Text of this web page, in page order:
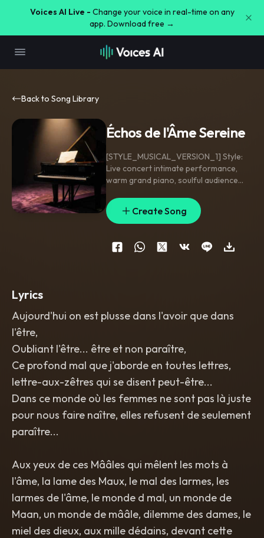
Voices AI Live - Change your voice in real-time on any
app. Download free →
Back to Song Library
Échos de l'Âme Sereine
[STYLE_MUSICAL_VERSION_1] Style:
Live concert intimate performance,
warm grand piano, soulful audience
[INDICATIONS_VOIX_VERSION_1]
Vocals: Male tenor,25-year-old
timbre. Modern R&B vocal quality:
breathy
,ultra-smooth and clear. Soft
honeyed,and light. A youthful intimate
Intimate piano-vocal performance
warm grand piano,acoustic
[INDICATIONS_VOIX_VERSION_2]
Vocals: Male tenor
25-year-old
timbre. Modern R&B vocal style: airy
crystalline,and velvety. Extremely
gentle
caressing the notes with
tenderness. Pure, liquid , and softly
brilliant tone. Intensely intimate,no
Create Song
Lyrics
Aujourd'hui on est plusse dans l'avoir que dans
l'être,
Oubliant l'être... être et non paraître,
Ce profond mal que j'aborde en toutes lettres,
lettre-aux-zêtres qui se disent peut-être...
Dans ce monde où les femmes ne sont pas là juste
pour nous faire naître, elles refusent de seulement
paraître...
Aux yeux de ces Mââles qui mêlent les mots à
l'âme, la lame des Maux, le mal des larmes, les
larmes de l'âme, le monde d mal, un monde de
Maan, un monde de mââle, dilemme des dames, le
miel des dieux, aux mille dédains, devant cette